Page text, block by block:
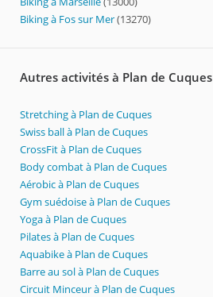
Biking à Fos sur Mer(13270)
Autres activités à Plan de Cuques
Stretching à Plan de Cuques
Swiss ball à Plan de Cuques
CrossFit à Plan de Cuques
Body combat à Plan de Cuques
Aérobic à Plan de Cuques
Gym suédoise à Plan de Cuques
Yoga à Plan de Cuques
Pilates à Plan de Cuques
Aquabike à Plan de Cuques
Barre au sol à Plan de Cuques
Circuit Minceur à Plan de Cuques